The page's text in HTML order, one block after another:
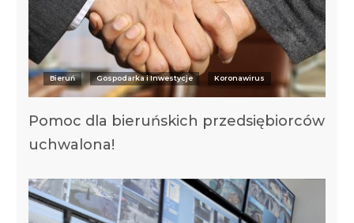
Bieruń Gospodarka i Inwestycje Koronawirus
Pomoc dla bieruńskich przedsiębiorców
uchwalona!